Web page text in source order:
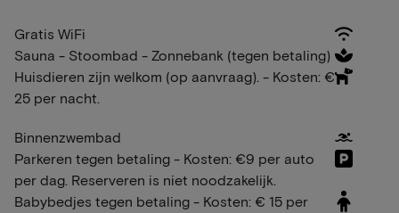
Gratis WiFi
Sauna - Stoombad - Zonnebank (tegen betaling)
Huisdieren zijn welkom (op aanvraag). - Kosten: €
25 per nacht.
Binnenzwembad
Parkeren tegen betaling - Kosten: €9 per auto
per dag. Reserveren is niet noodzakelijk.
Babybedjes tegen betaling - Kosten: € 15 per